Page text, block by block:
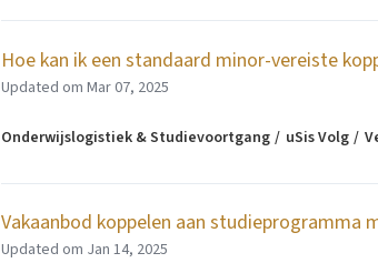
Hoe kan ik een standaard minor-vereiste
Updated om Mar 07, 2025
Onderwijslogistiek & Studievoortgang uSis Volg
Vakaanbod koppelen aan studieprogramma
Updated om Jan 14, 2025